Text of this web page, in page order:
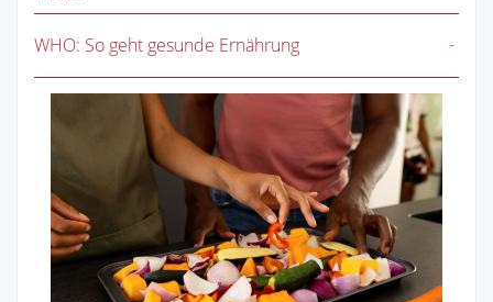
WHO: So geht gesunde Ernährung